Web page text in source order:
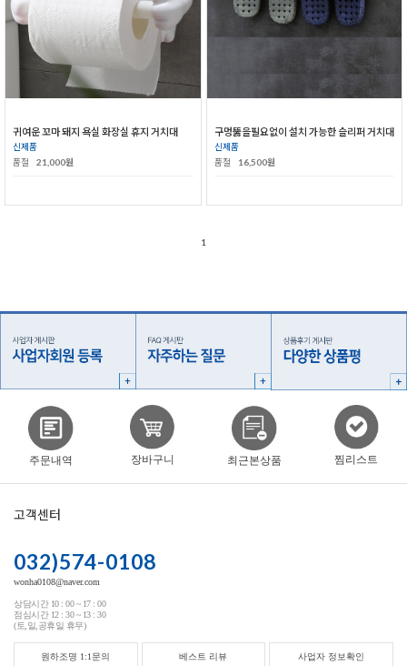
귀여운 꼬마 돼지 욕실 화장실 휴지 거치대
신제품
품절
21,000원
구멍뚫을필요없이 설치 가능한 슬리퍼 거치대
신제품
품절
16,500원
1
주문내역 장바구니 최근본상품 찜리스트
고객센터
032)574-0108
wonha0108@naver.com
상담시간 10 : 00 ~ 17 : 00
점심시간 12 : 30 ~ 13 : 30
(토,일,공휴일 휴무)
원하조명 1:1문의 베스트 리뷰 사업자 정보확인